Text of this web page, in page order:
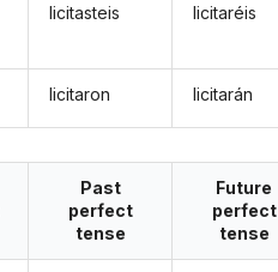
licitasteis
licitaron
licitaréis
licitarán
Past
perfect
tense
Future
perfect
tense